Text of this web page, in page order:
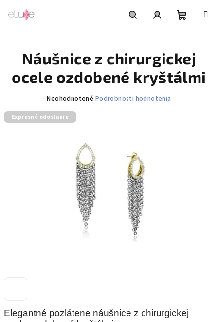
košík
Elegantné pozlátene náušnice z chirurgickej
Náušnice z chirurgickej
ocele ozdobené kryštálmi
Priemerné
produktu
hviezdičiek.
Neohodnotené Podrobnosti hodnotenia
Expresné odoslanie